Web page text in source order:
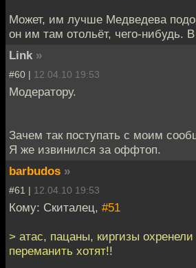
Может, им лучше Медведева
он им там отольёт, чего-нибудь. В
Link »
#60 | 12.04.10 19:53
Модератору.
Зачем так поступать с моим
Я же извинился за оффтоп.
barbudos »
#61 | 12.04.10 19:53
Кому: Скиталец, #51
> атас, пацаны, киргизы
переманить хотят!!